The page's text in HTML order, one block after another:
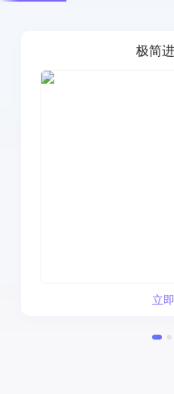
极简
立